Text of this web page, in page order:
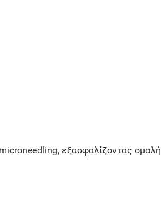
εξασφαλίζοντας ομαλή